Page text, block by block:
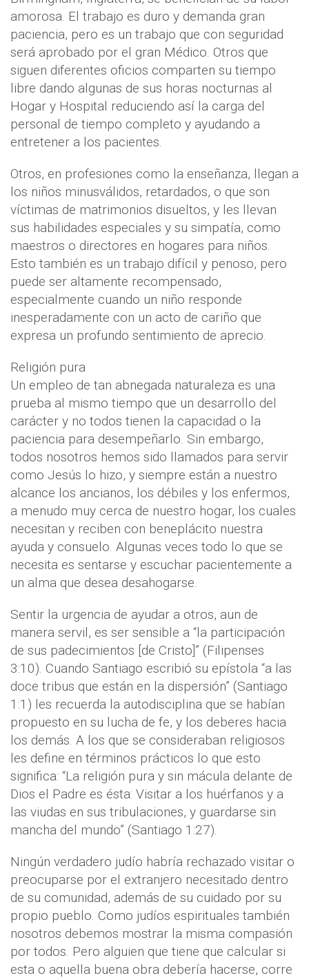
amorosa. El trabajo es duro y demanda gran
paciencia, pero es un trabajo que con seguridad
será aprobado por el gran Médico. Otros que
siguen diferentes oficios comparten su tiempo
libre dando algunas de sus horas nocturnas al
Hogar y Hospital reduciendo así la carga del
personal de tiempo completo y ayudando a
entretener a los pacientes.
Otros, en profesiones como la enseñanza, llegan a
los niños minusválidos, retardados, o que son
víctimas de matrimonios disueltos, y les llevan
sus habilidades especiales y su simpatía, como
maestros o directores en hogares para niños.
Esto también es un trabajo difícil y penoso, pero
puede ser altamente recompensado,
especialmente cuando un niño responde
inesperadamente con un acto de cariño que
expresa un profundo sentimiento de aprecio.
Religión pura
Un empleo de tan abnegada naturaleza es una
prueba al mismo tiempo que un desarrollo del
carácter y no todos tienen la capacidad o la
paciencia para desempeñarlo. Sin embargo,
todos nosotros hemos sido llamados para servir
como Jesús lo hizo, y siempre están a nuestro
alcance los ancianos, los débiles y los enfermos,
a menudo muy cerca de nuestro hogar, los cuales
necesitan y reciben con beneplácito nuestra
ayuda y consuelo. Algunas veces todo lo que se
necesita es sentarse y escuchar pacientemente a
un alma que desea desahogarse.
Sentir la urgencia de ayudar a otros, aun de
manera servil, es ser sensible a “la participación
de sus padecimientos [de Cristo]” (Filipenses
3:10). Cuando Santiago escribió su epístola “a las
doce tribus que están en la dispersión” (Santiago
1:1) les recuerda la autodisciplina que se habían
propuesto en su lucha de fe, y los deberes hacia
los demás. A los que se consideraban religiosos
les define en términos prácticos lo que esto
significa: “La religión pura y sin mácula delante de
Dios el Padre es ésta: Visitar a los huérfanos y a
las viudas en sus tribulaciones, y guardarse sin
mancha del mundo” (Santiago 1:27).
Ningún verdadero judío habría rechazado visitar o
preocuparse por el extranjero necesitado dentro
de su comunidad, además de su cuidado por su
propio pueblo. Como judíos espirituales también
nosotros debemos mostrar la misma compasión
por todos. Pero alguien que tiene que calcular si
esta o aquella buena obra debería hacerse, corre